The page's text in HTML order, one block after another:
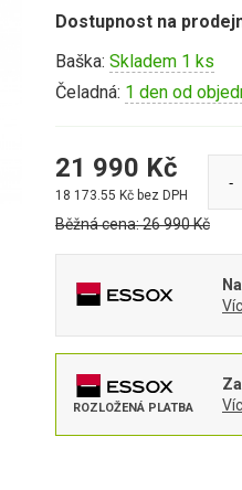
Dostupnost na
Baška: Skladem 1 ks
Čeladná: 1 den od
21 990 Kč
18 173.55 Kč bez DPH
Běžná cena:26 990Kč
-
ROZLOŽENÁ PLATBA